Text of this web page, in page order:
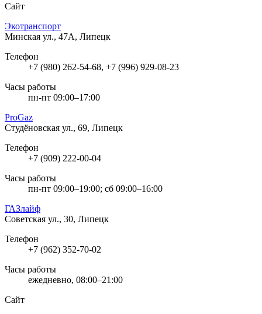
Сайт
Экотранспорт
Минская ул., 47А, Липецк
Телефон
+7 (980) 262-54-68, +7 (996) 929-08-23
Часы работы
пн-пт 09:00–17:00
ProGaz
Студёновская ул., 69, Липецк
Телефон
+7 (909) 222-00-04
Часы работы
пн-пт 09:00–19:00; сб 09:00–16:00
ГАЗлайф
Советская ул., 30, Липецк
Телефон
+7 (962) 352-70-02
Часы работы
ежедневно, 08:00–21:00
Сайт